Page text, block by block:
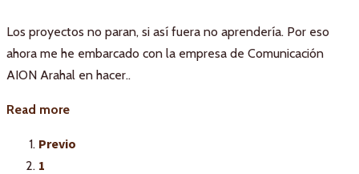
Los proyectos no paran, si así fuera no aprendería. Por eso
ahora me he embarcado con la empresa de Comunicación
AION Arahal en hacer..
Read more
Previo
1